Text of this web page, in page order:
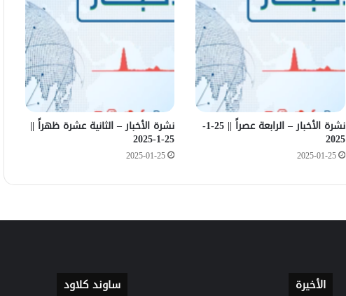
نشرة الأخبار – الرابعة عصراً || 25-1-
2025
2025-01-25
نشرة الأخبار – الثانية عشرة ظهراً ||
25-1-2025
2025-01-25
الأخيرة ساوند كلاود